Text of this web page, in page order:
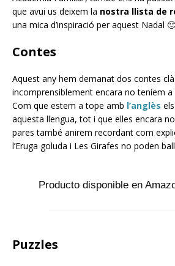
que avui us deixem la nostra llista de
una mica d’inspiració per aquest Nadal 🙂
Contes
Aquest any hem demanat dos contes
incomprensiblement encara no teníem
Com que estem a tope amb l’anglès
aquesta llengua, tot i que elles encara
pares també anirem recordant com
l’Eruga goluda i Les Girafes no poden
Producto disponible en
Puzzles